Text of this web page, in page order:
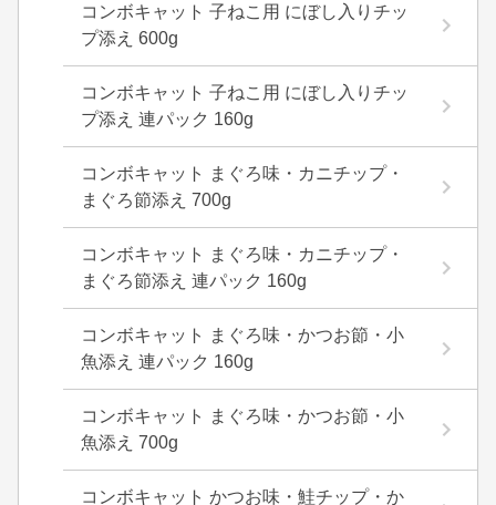
コンボキャット 子ねこ用 にぼし入りチッ
プ添え 600g
コンボキャット 子ねこ用 にぼし入りチッ
プ添え 連パック 160g
コンボキャット まぐろ味・カニチップ・
まぐろ節添え 700g
コンボキャット まぐろ味・カニチップ・
まぐろ節添え 連パック 160g
コンボキャット まぐろ味・かつお節・小
魚添え 連パック 160g
コンボキャット まぐろ味・かつお節・小
魚添え 700g
コンボキャット かつお味・鮭チップ・か